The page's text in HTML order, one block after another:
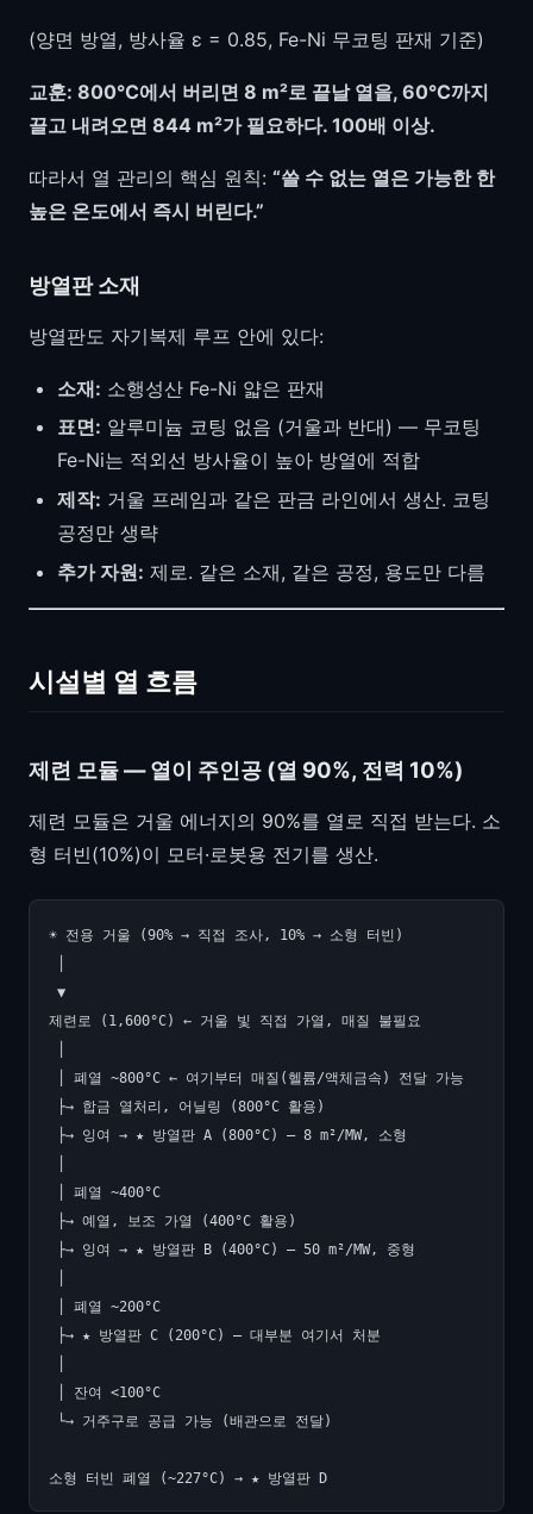
(양면 방열, 방사율 ε = 0.85, Fe-Ni 무코팅 판재 기준)
교훈: 800°C에서 버리면 8 m²로 끝날 열을, 60°C까지
끌고 내려오면 844 m²가 필요하다. 100배 이상.
따라서 열 관리의 핵심 원칙: “쓸 수 없는 열은 가능한 한
높은 온도에서 즉시 버린다.”
방열판 소재
방열판도 자기복제 루프 안에 있다:
소재: 소행성산 Fe-Ni 얇은 판재
표면: 알루미늄 코팅 없음 (거울과 반대) — 무코팅
Fe-Ni는 적외선 방사율이 높아 방열에 적합
제작: 거울 프레임과 같은 판금 라인에서 생산. 코팅
공정만 생략
추가 자원: 제로. 같은 소재, 같은 공정, 용도만 다름
시설별 열 흐름
제련 모듈 — 열이 주인공 (열 90%, 전력 10%)
제련 모듈은 거울 에너지의 90%를 열로 직접 받는다. 소
형 터빈(10%)이 모터·로봇용 전기를 생산.
☀️ 전용 거울 (90% → 직접 조사, 10% → 소형 터빈)
▼
제련로 (1,600°C) ← 거울 빛 직접 가열, 매질 불필요
│ 폐열 ~800°C ← 여기부터 매질(헬륨/액체금속) 전달 가능
├→ 합금 열처리, 어닐링 (800°C 활용)
├→ 잉여 → ★ 방열판 A (800°C) — 8 m²/MW, 소형
│ 폐열 ~400°C
├→ 예열, 보조 가열 (400°C 활용)
├→ 잉여 → ★ 방열판 B (400°C) — 50 m²/MW, 중형
│ 폐열 ~200°C
├→ ★ 방열판 C (200°C) — 대부분 여기서 처분
│ 잔여 <100°C
└→ 거주구로 공급 가능 (배관으로 전달)